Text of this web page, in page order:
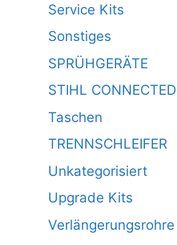
Service Kits
Sonstiges
SPRÜHGERÄTE
STIHL CONNECTED
Taschen
TRENNSCHLEIFER
Unkategorisiert
Upgrade Kits
Verlängerungsrohre